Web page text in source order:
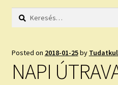
HOLDNAPTÁR
NAPI ASZTROLÓGIA
Keresés:
Posted on 2018-01-25by
NAPI